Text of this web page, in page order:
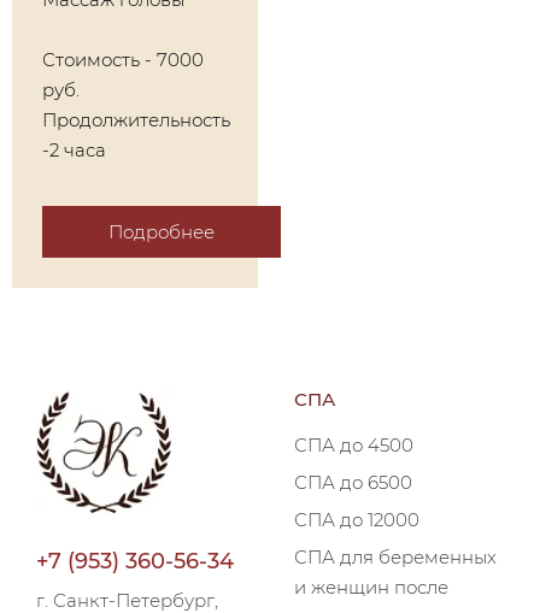
Стоимость - 7000
руб.
Продолжительность
-2 часа
Подробнее
+7 (953) 360-56-34
г. Санкт-Петербург,
СПА
СПА до 4500
СПА до 6500
СПА до 12000
СПА для беременных
и женщин после